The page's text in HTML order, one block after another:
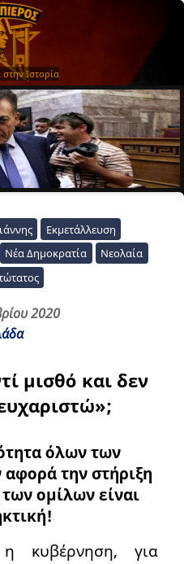
στην Ιστορία
Εκμετάλλευση
Νέα Δημοκρατία
Νεολαία
2020
μισθό και δεν
όλων των
την στήριξη
ομίλων είναι
κυβέρνηση, για